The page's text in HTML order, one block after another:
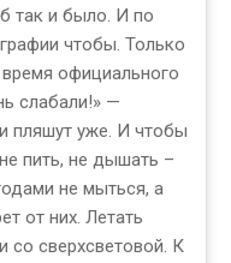
так и было. И по
чтобы. Только
официального
слабали!» —
пляшут уже. И чтобы
пить, не дышать –
не мыться, а
от них. Летать
со сверхсветовой. К